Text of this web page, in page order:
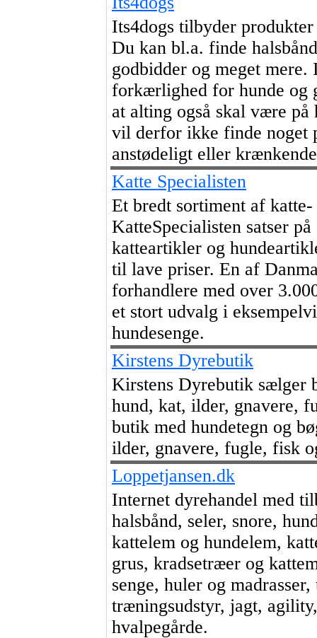
Its4dogs tilbyder
Du kan bl.a. finde
godbidder og meget mere.
forkærlighed for hunde og
at alting også skal være på
vil derfor ikke finde noget
anstødeligt eller
Katte Specialisten
Et bredt sortiment af
KatteSpecialisten satser
katteartikler og
til lave priser. En af
forhandlere med over
et stort udvalg i
hundesenge.
Kirstens Dyrebutik
Kirstens Dyrebutik sælger
hund, kat, ilder, gnavere,
butik med hundetegn og
ilder, gnavere, fugle, fisk
Loppetjansen.dk
Internet dyrehandel med
halsbånd, seler, snore,
kattelem og hundelem,
grus, kradsetræer og
senge, huler og
træningsudstyr, jagt,
hvalpegårde.